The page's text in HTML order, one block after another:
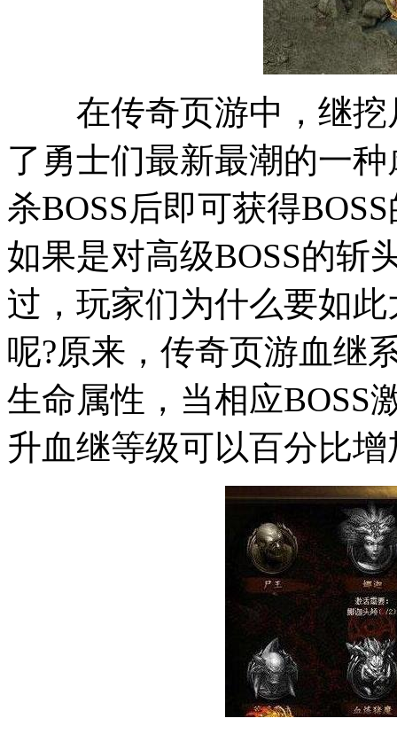
在传奇页游中，继挖
了勇士们最新最潮的一
杀BOSS后即可获得
如果是对高级BOSS的斩
过，玩家们为什么要如
呢?原来，传奇页游血继
生命属性，当相应BOSS
升血继等级可以百分比